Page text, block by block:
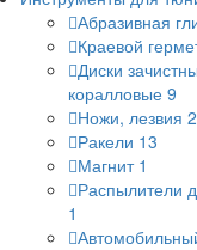
Абразивная
Краевой
Диски
коралловые 9
Ножи, лезвия
Ракели 13
Магнит 1
Распылители
1